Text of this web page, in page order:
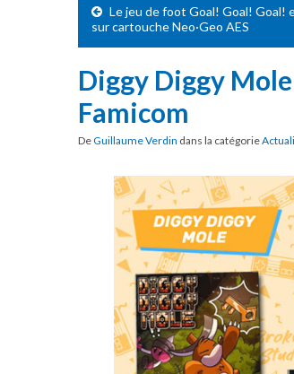
Le jeu de foot Goal! Goal! Goal!
sur cartouche Neo·Geo AES
Diggy Diggy
Famicom
DeGuillaume Verdin dans la catégorie